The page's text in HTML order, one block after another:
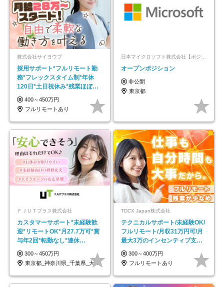
株式会社サイヨウブ
採用サポート*フルリモート勤
務*フレックスタイム制*年休
120日*土日祝休み*残業ほぼな
し*育児中社員8割以上
400～450万円
フルリモートあり
オープンポジション
非公開
東京都
ＦＪＵＴプラス株式会社
カスタマーサポート*未経験歓
迎*リモートOK*月27.7万可*賞
与年2回*転勤なし*連休
OK/ZE010232
300～450万円
東京都_神奈川県_千葉県_大阪府_愛知県…
TDCX Japan株式会社
テクニカルサポート/未経験OK/
フルリモート/月収31万円可/月
最大3万のインセンティブ支給/
平均年齢33歳
300～400万円
フルリモートあり